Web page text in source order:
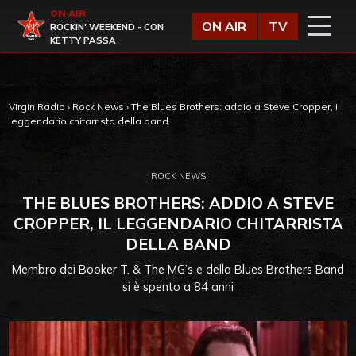
Virgin Radio
ON AIR
ROCKIN' WEEKEND - CON
KETTY PASSA
ON AIR TV
Virgin Radio › Rock News › The Blues Brothers: addio a Steve Cropper, il
leggendario chitarrista della band
ROCK NEWS
THE BLUES BROTHERS: ADDIO A STEVE
CROPPER, IL LEGGENDARIO CHITARRISTA
DELLA BAND
Membro dei Booker T. & The MG’s e della Blues Brothers Band
si è spento a 84 anni